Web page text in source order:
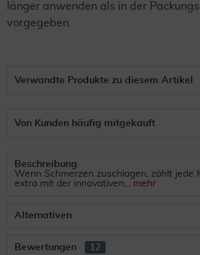
länger anwenden als in der
vorgegeben.
Verwandte Produkte zu diesem Artikel
Von Kunden häufig mitgekauft
Beschreibung
Wenn Schmerzen zuschlagen, zählt jede
extra mit der innovativen... mehr
Alternativen
Bewertungen 12